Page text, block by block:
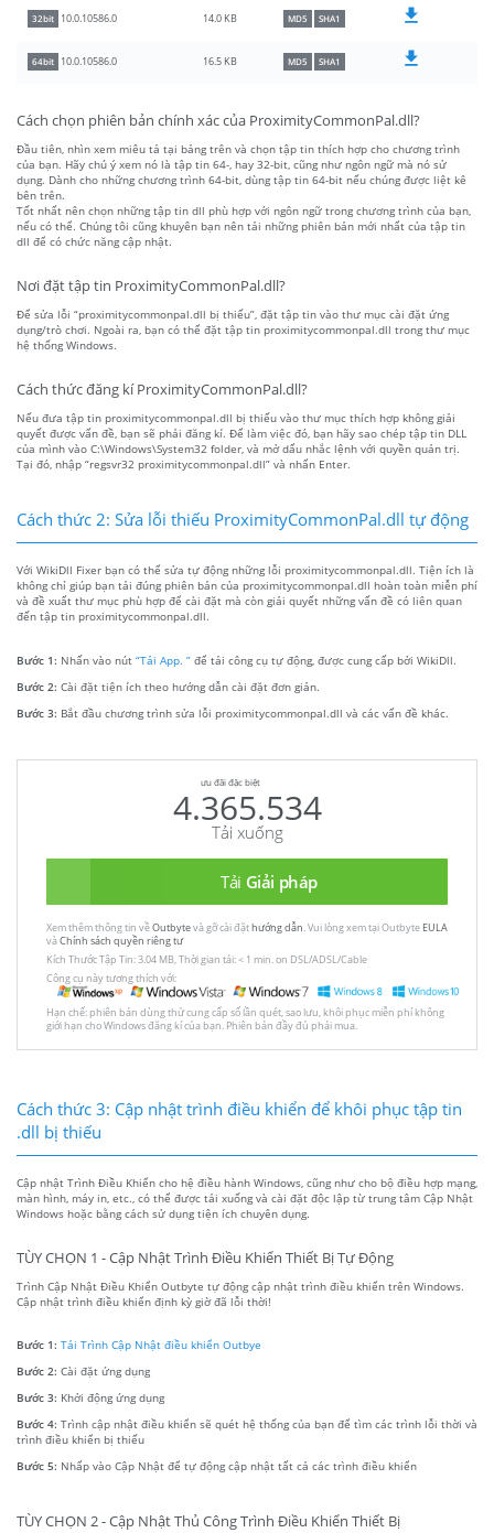
32bit 10.0.10586.0 14.0 KB MD5 SHA1
64bit 10.0.10586.0 16.5 KB MD5 SHA1
Cách chọn phiên bản chính xác của ProximityCommonPal.dll?
Đầu tiên, nhìn xem miêu tả tại bảng trên và chọn tập tin thích hợp cho chương trình
của bạn. Hãy chú ý xem nó là tập tin 64-, hay 32-bit, cũng như ngôn ngữ mà nó sử
dụng. Dành cho những chương trình 64-bit, dùng tập tin 64-bit nếu chúng được liệt kê
bên trên.
Tốt nhất nên chọn những tập tin dll phù hợp với ngôn ngữ trong chương trình của bạn,
nếu có thể. Chúng tôi cũng khuyên bạn nên tải những phiên bản mới nhất của tập tin
dll để có chức năng cập nhật.
Nơi đặt tập tin ProximityCommonPal.dll?
Để sửa lỗi “proximitycommonpal.dll bị thiếu”, đặt tập tin vào thư mục cài đặt ứng
dụng/trò chơi. Ngoài ra, bạn có thể đặt tập tin proximitycommonpal.dll trong thư mục
hệ thống Windows.
Cách thức đăng kí ProximityCommonPal.dll?
Nếu đưa tập tin proximitycommonpal.dll bị thiếu vào thư mục thích hợp không giải
quyết được vấn đề, bạn sẽ phải đăng kí. Để làm việc đó, bạn hãy sao chép tập tin DLL
của mình vào C:\Windows\System32 folder, và mở dấu nhắc lệnh với quyền quản trị.
Tại đó, nhập “regsvr32 proximitycommonpal.dll” và nhấn Enter.
Cách thức 2: Sửa lỗi thiếu ProximityCommonPal.dll tự động
Với WikiDll Fixer bạn có thể sửa tự động những lỗi proximitycommonpal.dll. Tiện ích là
không chỉ giúp bạn tải đúng phiên bản của proximitycommonpal.dll hoàn toàn miễn phí
và đề xuất thư mục phù hợp để cài đặt mà còn giải quyết những vấn đề có liên quan
đến tập tin proximitycommonpal.dll.
Bước 1: Nhấn vào nút “Tải App. ” để tải công cụ tự động, được cung cấp bởi WikiDll.
Bước 2: Cài đặt tiện ích theo hướng dẫn cài đặt đơn giản.
Bước 3: Bắt đầu chương trình sửa lỗi proximitycommonpal.dll và các vấn đề khác.
ưu đãi đặc biệt
4.365.534
Tải xuống
Tải Giải pháp
Xem thêm thông tin vềOutbytevà gỡ cài đặthướng dẫn. Vui lòng xem tại Outbyte EULA
vàChính sách quyền riêng tư
Kích Thước Tập Tin: 3.04 MB, Thời gian tải: < 1 min. on DSL/ADSL/Cable
Công cụ này tương thích với:
Hạn chế: phiên bản dùng thử cung cấp số lần quét, sao lưu, khôi phục miễn phí không
giới hạn cho Windows đăng kí của bạn. Phiên bản đầy đủ phải mua.
Cách thức 3: Cập nhật trình điều khiển để khôi phục tập tin
.dll bị thiếu
Cập nhật Trình Điều Khiển cho hệ điều hành Windows, cũng như cho bộ điều hợp mạng,
màn hình, máy in, etc., có thể được tải xuống và cài đặt độc lập từ trung tâm Cập Nhật
Windows hoặc bằng cách sử dụng tiện ích chuyên dụng.
TÙY CHỌN 1 - Cập Nhật Trình Điều Khiển Thiết Bị Tự Động
Trình Cập Nhật Điều Khiển Outbyte tự động cập nhật trình điều khiển trên Windows.
Cập nhật trình điều khiển định kỳ giờ đã lỗi thời!
Bước 1: Tải Trình Cập Nhật điều khiển Outbye
Bước 2: Cài đặt ứng dụng
Bước 3: Khởi động ứng dụng
Bước 4: Trình cập nhật điều khiển sẽ quét hệ thống của bạn để tìm các trình lỗi thời và
trình điều khiển bị thiếu
Bước 5: Nhấp vào Cập Nhật để tự động cập nhật tất cả các trình điều khiển
TÙY CHỌN 2 - Cập Nhật Thủ Công Trình Điều Khiển Thiết Bị